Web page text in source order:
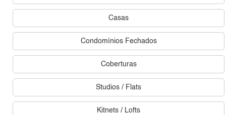
Casas
Condomínios Fechados
Coberturas
Studios / Flats
Kitnets / Lofts